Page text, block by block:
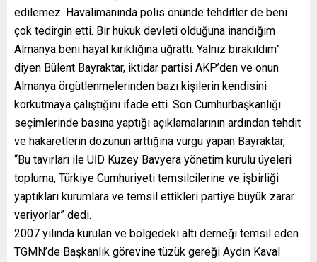
edilemez. Havalimanında polis önünde tehditler de beni
çok tedirgin etti. Bir hukuk devleti olduğuna inandığım
Almanya beni hayal kırıklığına uğrattı. Yalnız bırakıldım”
diyen Bülent Bayraktar, iktidar partisi AKP’den ve onun
Almanya örgütlenmelerinden bazı kişilerin kendisini
korkutmaya çalıştığını ifade etti. Son Cumhurbaşkanlığı
seçimlerinde basına yaptığı açıklamalarının ardından tehdit
ve hakaretlerin dozunun arttığına vurgu yapan Bayraktar,
“Bu tavırları ile UİD Kuzey Bavyera yönetim kurulu üyeleri
topluma, Türkiye Cumhuriyeti temsilcilerine ve işbirliği
yaptıkları kurumlara ve temsil ettikleri partiye büyük zarar
veriyorlar” dedi.
2007 yılında kurulan ve bölgedeki altı derneği temsil eden
TGMN’de Başkanlık görevine tüzük gereği Aydın Kaval